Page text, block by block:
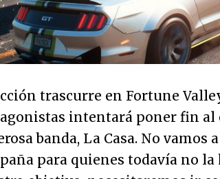
trascurre en Fortune
intentará poner fin al
banda, La Casa. No vamos
para quienes todavía no